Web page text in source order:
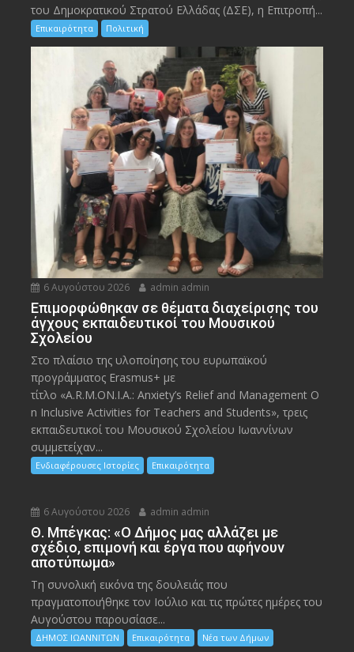
του Δημοκρατικού Στρατού Ελλάδας (ΔΣΕ), η Επιτροπή...
Επικαιρότητα Πολιτική
6 Αυγούστου 2026 admin admin
Eπιμορφώθηκαν σε θέματα διαχείρισης του
άγχους εκπαιδευτικοί του Μουσικού
Σχολείου
Στο πλαίσιο της υλοποίησης του ευρωπαϊκού
προγράμματος Erasmus+ με
τίτλο «A.R.M.ON.I.A.: Anxiety’s Relief and Management O
n Inclusive Activities for Teachers and Students», τρεις
εκπαιδευτικοί του Μουσικού Σχολείου Ιωαννίνων
συμμετείχαν...
Ενδιαφέρουσες Ιστορίες Επικαιρότητα
6 Αυγούστου 2026 admin admin
Θ. Μπέγκας: «Ο Δήμος μας αλλάζει με
σχέδιο, επιμονή και έργα που αφήνουν
αποτύπωμα»
Τη συνολική εικόνα της δουλειάς που
πραγματοποιήθηκε τον Ιούλιο και τις πρώτες ημέρες του
Αυγούστου παρουσίασε...
ΔΗΜΟΣ ΙΩΑΝΝΙΤΩΝ Επικαιρότητα Νέα των Δήμων